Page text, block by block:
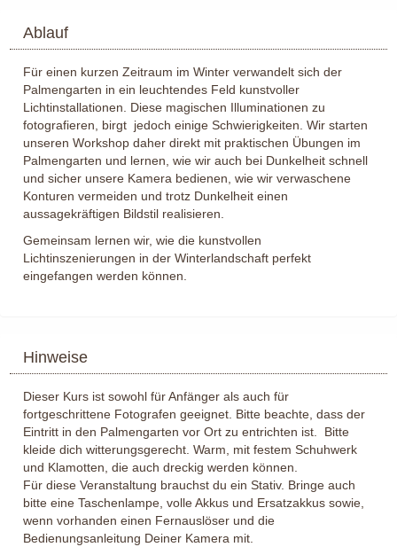
Ablauf
Für einen kurzen Zeitraum im Winter verwandelt sich der
Palmengarten in ein leuchtendes Feld kunstvoller
Lichtinstallationen. Diese magischen Illuminationen zu
fotografieren, birgt jedoch einige Schwierigkeiten. Wir starten
unseren Workshop daher direkt mit praktischen Übungen im
Palmengarten und lernen, wie wir auch bei Dunkelheit schnell
und sicher unsere Kamera bedienen, wie wir verwaschene
Konturen vermeiden und trotz Dunkelheit einen
aussagekräftigen Bildstil realisieren.
Gemeinsam lernen wir, wie die kunstvollen
Lichtinszenierungen in der Winterlandschaft perfekt
eingefangen werden können.
Hinweise
Dieser Kurs ist sowohl für Anfänger als auch für
fortgeschrittene Fotografen geeignet. Bitte beachte, dass der
Eintritt in den Palmengarten vor Ort zu entrichten ist. Bitte
kleide dich witterungsgerecht. Warm, mit festem Schuhwerk
und Klamotten, die auch dreckig werden können.
Für diese Veranstaltung brauchst du ein Stativ. Bringe auch
bitte eine Taschenlampe, volle Akkus und Ersatzakkus sowie,
wenn vorhanden einen Fernauslöser und die
Bedienungsanleitung Deiner Kamera mit.